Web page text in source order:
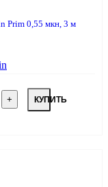
Prim 0,55 мкн, 3 м
КУПИТЬ